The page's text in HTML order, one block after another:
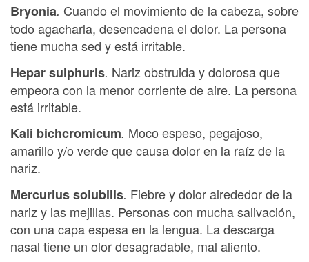
Bryonia. Cuando el movimiento de la cabeza, sobre
todo agacharla, desencadena el dolor. La persona
tiene mucha sed y está irritable.
Hepar sulphuris. Nariz obstruida y dolorosa que
empeora con la menor corriente de aire. La persona
está irritable.
Kali bichcromicum. Moco espeso, pegajoso,
amarillo y/o verde que causa dolor en la raíz de la
nariz.
Mercurius solubilis. Fiebre y dolor alrededor de la
nariz y las mejillas. Personas con mucha salivación,
con una capa espesa en la lengua. La descarga
nasal tiene un olor desagradable, mal aliento.